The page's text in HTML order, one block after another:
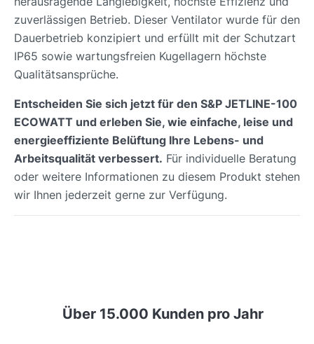
zuverlässigen Betrieb. Dieser Ventilator wurde für den
Dauerbetrieb konzipiert und erfüllt mit der Schutzart
IP65 sowie wartungsfreien Kugellagern höchste
Qualitätsansprüche.
Entscheiden Sie sich jetzt für den S&P JETLINE-100
ECOWATT und erleben Sie, wie einfache, leise und
energieeffiziente Belüftung Ihre Lebens- und
Arbeitsqualität verbessert. Für individuelle Beratung
oder weitere Informationen zu diesem Produkt stehen
wir Ihnen jederzeit gerne zur Verfügung.
Über 15.000 Kunden pro Jahr